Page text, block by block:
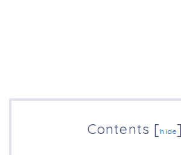
Contents [hide]